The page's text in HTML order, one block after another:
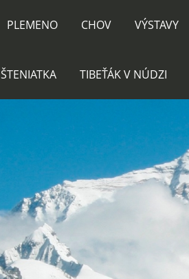
PLEMENO CHOV VÝSTAVY
ŠTENIATKA TIBEŤÁK V NÚDZI